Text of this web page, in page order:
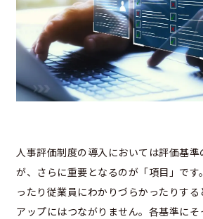
人事評価制度の導入においては評価基
が、さらに重要となるのが「項目」で
ったり従業員にわかりづらかったりす
アップにはつながりません。各基準にそ